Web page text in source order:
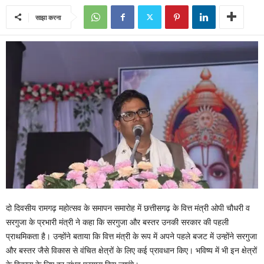
साझा करना
दो दिवसीय रामगढ़ महोत्सव के समापन समारोह में छत्तीसगढ़ के वित्त मंत्री ओपी चौधरी व
सरगुजा के प्रभारी मंत्री ने कहा कि सरगुजा और बस्तर उनकी सरकार की पहली
प्राथमिकता है। उन्होंने बताया कि वित्त मंत्री के रूप में अपने पहले बजट में उन्होंने सरगुजा
और बस्तर जैसे विकास से वंचित क्षेत्रों के लिए कई प्रावधान किए। भविष्य में भी इन क्षेत्रों